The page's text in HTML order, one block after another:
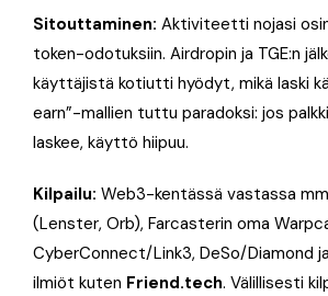
Sitouttaminen: Aktiviteetti nojasi
token-odotuksiin. Airdropin ja TGE:n
käyttäjistä kotiutti hyödyt, mikä laski
earn”-mallien tuttu paradoksi: jos
laskee, käyttö hiipuu.
Kilpailu: Web3-kentässä vastassa
(Lenster, Orb), Farcasterin oma
CyberConnect/Link3, DeSo/Diamond
ilmiöt kuten Friend.tech. Välillisesti